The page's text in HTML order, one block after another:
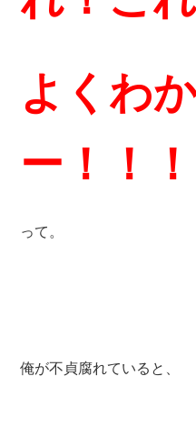
よくわ
ー！！！
って。
俺が不貞腐れていると、